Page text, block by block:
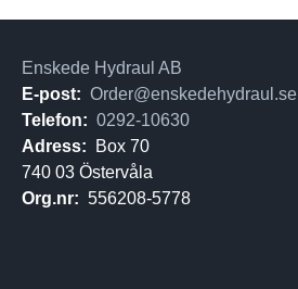
Enskede Hydraul AB
E-post: Order@enskedehydraul.se
Telefon: 0292-10630
Adress:
Box 70
740 03 Östervåla
Org.nr: 556208-5778